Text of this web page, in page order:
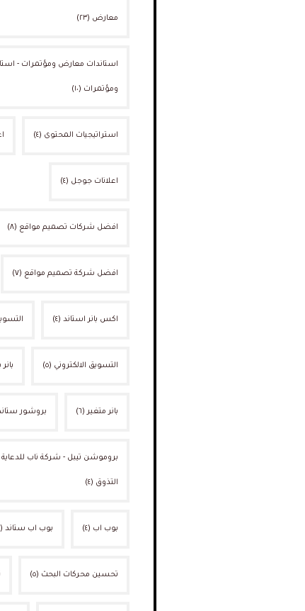
معارض (٢٣)
استاندات معارض ومؤتمرات -
ومؤتمرات (١٠)
استراتيجيات المحتوى (٤)
اعلانات جوجل (٤)
افضل شركات تصميم مواقع (٨)
افضل شركة تصميم مواقع (٧)
اكس بانر استاند(٤)
التسويق الالكتروني (٥)
بانر متغير (٦) بروشور
بروموشن تيبل - شركة ناب للدعاية
التذوق (٤)
بوب اب (٤) بوب اب ستاند(٤)
تحسين محركات البحث (٥)